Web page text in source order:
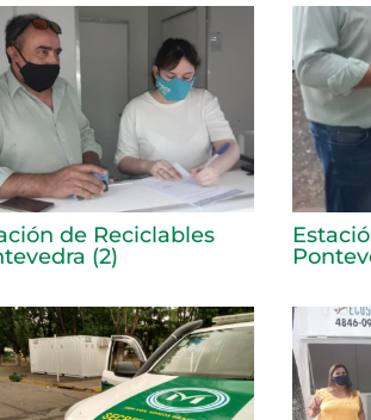
de Reciclables
(2)